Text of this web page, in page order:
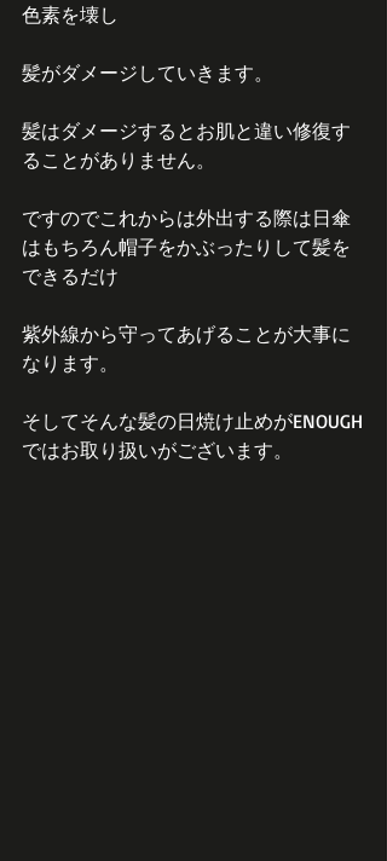
色素を壊し
髪がダメージしていきます。
髪はダメージするとお肌と違い修復す
ることがありません。
ですのでこれからは外出する際は日傘
はもちろん帽子をかぶったりして髪を
できるだけ
紫外線から守ってあげることが大事に
なります。
そしてそんな髪の日焼け止めがENOUGH
ではお取り扱いがございます。